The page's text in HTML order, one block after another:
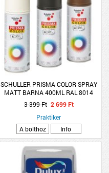
SCHULLER PRISMA COLOR SPRAY
MATT BARNA 400ML RAL 8014
3 399 Ft 2 699 Ft
Praktiker
A bolthoz
Info